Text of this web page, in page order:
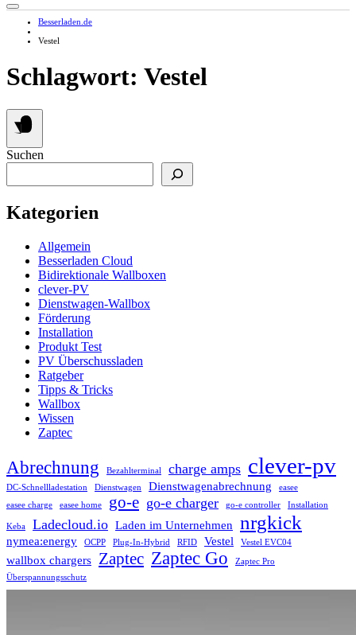
Besserladen.de
Vestel
Schlagwort: Vestel
Suchen
Kategorien
Allgemein
Besserladen Cloud
Bidirektionale Wallboxen
clever-PV
Dienstwagen-Wallbox
Förderung
Installation
Produkt Test
PV Überschussladen
Ratgeber
Tipps & Tricks
Wallbox
Wissen
Zaptec
Abrechnung Bezahlterminal charge amps clever-pv
DC-Schnellladestation Dienstwagen Dienstwagenabrechnung
easee
easee charge
easee home go-e go-e charger go-e controller Installation
Keba Ladecloud.io Laden im Unternehmen nrgkick
nymea:energy OCPP Plug-In-Hybrid RFID Vestel Vestel EVC04
wallbox chargers Zaptec Zaptec Go
Zaptec Pro
Überspannungsschutz